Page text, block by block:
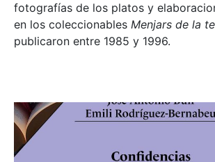
fotografías de los platos y
en los coleccionables Menjars de la
publicaron entre 1985 y 1996.